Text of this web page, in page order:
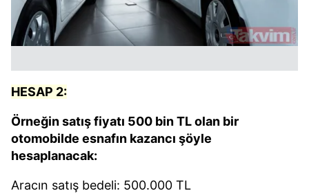
HESAP 2:
Örneğin satış fiyatı 500 bin TL olan bir
otomobilde esnafın kazancı şöyle
hesaplanacak:
Aracın satış bedeli: 500.000 TL